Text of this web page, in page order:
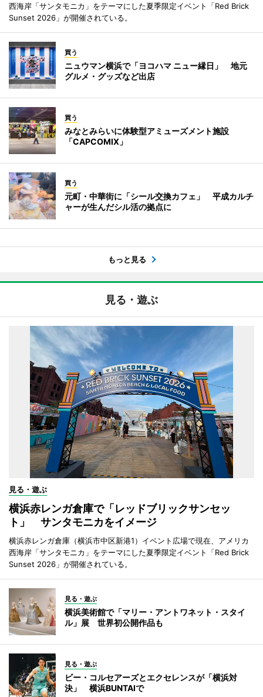
西海岸「サンタモニカ」をテーマにした夏季限定イベント「Red Brick
Sunset 2026」が開催されている。
買う
ニュウマン横浜で「ヨコハマ ニュー縁日」 地元
グルメ・グッズなど出店
買う
みなとみらいに体験型アミューズメント施設
「CAPCOMIX」
買う
元町・中華街に「シール交換カフェ」 平成カルチ
ャーが生んだシル活の拠点に
もっと見る
見る・遊ぶ
見る・遊ぶ
横浜赤レンガ倉庫で「レッドブリックサンセッ
ト」 サンタモニカをイメージ
横浜赤レンガ倉庫（横浜市中区新港1）イベント広場で現在、アメリカ
西海岸「サンタモニカ」をテーマにした夏季限定イベント「Red Brick
Sunset 2026」が開催されている。
見る・遊ぶ
横浜美術館で「マリー・アントワネット・スタイ
ル」展 世界初公開作品も
見る・遊ぶ
ビー・コルセアーズとエクセレンスが「横浜対
決」 横浜BUNTAIで